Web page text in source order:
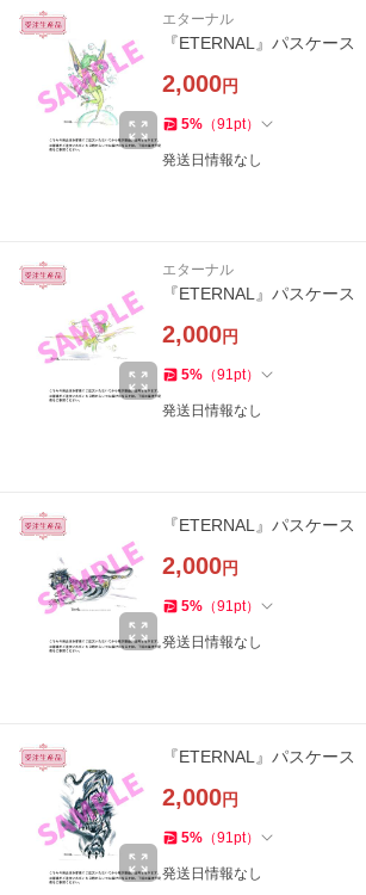
エターナル
『ETERNAL』パスケー
2,000円
5% （91pt）
発送日情報なし
エターナル
『ETERNAL』パスケー
2,000円
5% （91pt）
発送日情報なし
『ETERNAL』パスケー
2,000円
5% （91pt）
発送日情報なし
『ETERNAL』パスケー
2,000円
5% （91pt）
発送日情報なし